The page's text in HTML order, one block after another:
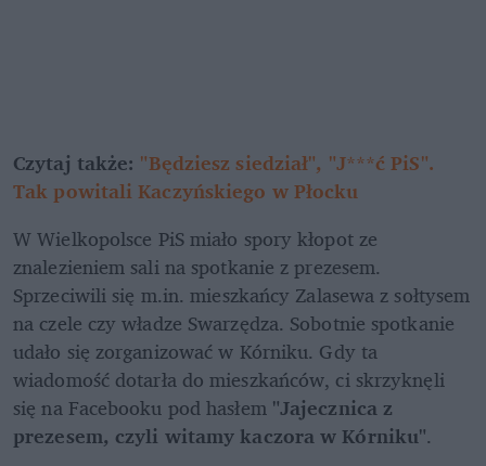
Czytaj także: "Będziesz siedział", "J***ć PiS".
Tak powitali Kaczyńskiego w Płocku
W Wielkopolsce PiS miało spory kłopot ze
znalezieniem sali na spotkanie z prezesem.
Sprzeciwili się m.in. mieszkańcy Zalasewa z sołtysem
na czele czy władze Swarzędza. Sobotnie spotkanie
udało się zorganizować w Kórniku. Gdy ta
wiadomość dotarła do mieszkańców, ci skrzyknęli
się na Facebooku pod hasłem "Jajecznica z
prezesem, czyli witamy kaczora w Kórniku".